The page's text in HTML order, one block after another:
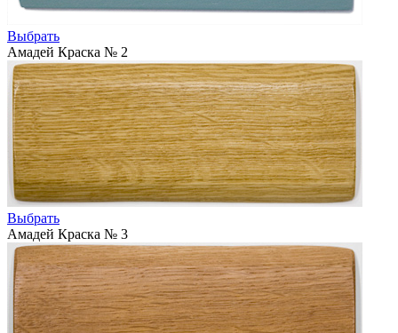
Выбрать
Амадей Краска № 2
Выбрать
Амадей Краска № 3